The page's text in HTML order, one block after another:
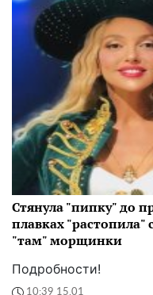
Стянула "пипку" до
плавках
"там" морщинки
Подробности!
10:39 15.01